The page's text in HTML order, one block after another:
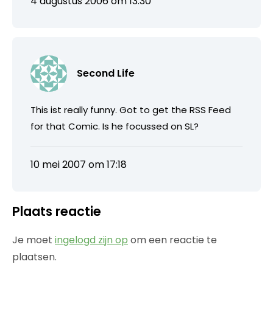
Second Life
This ist really funny. Got to get the RSS Feed
for that Comic. Is he focussed on SL?
10 mei 2007 om 17:18
Plaats reactie
Je moet ingelogd zijn op om een reactie te
plaatsen.